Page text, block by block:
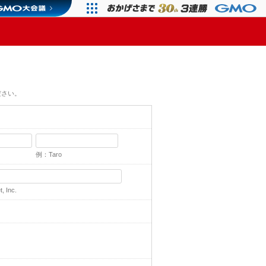
い。
例：Taro
Inc.